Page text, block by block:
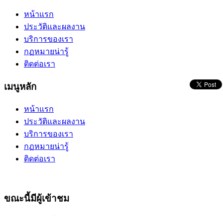
หน้าแรก
ประวัติและผลงาน
บริการของเรา
กฏหมายน่ารู้
ติดต่อเรา
เมนูหลัก
หน้าแรก
ประวัติและผลงาน
บริการของเรา
กฏหมายน่ารู้
ติดต่อเรา
ขณะนี้มีผู้เข้าชม